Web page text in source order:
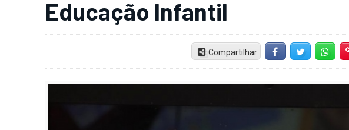
Educação Infantil
Compartilhar FacebookTwitter